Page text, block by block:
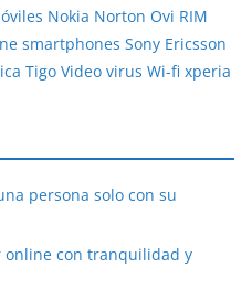
Nokia Norton Ovi RIM
smartphones Sony Ericsson
Tigo Video virus Wi-fi xperia
persona solo con su
online con tranquilidad y